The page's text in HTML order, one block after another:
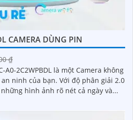
CAMERA DÙNG PIN
₫
A0-2C2WPBDL là một Camera không
Với độ phân giải 2.0
hình ảnh rõ nét cả ngày và...